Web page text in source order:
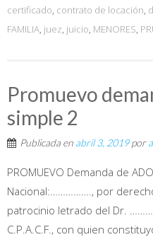
certificado, contrato de locación,
FAMILIA, juez, juicio, MENORES,
Promuevo
simple 2
Publicada en abril 3, 2019por
PROMUEVO Demanda de
Nacional:……………., por
patrocinio letrado del Dr.
C.P.A.C.F., con quien